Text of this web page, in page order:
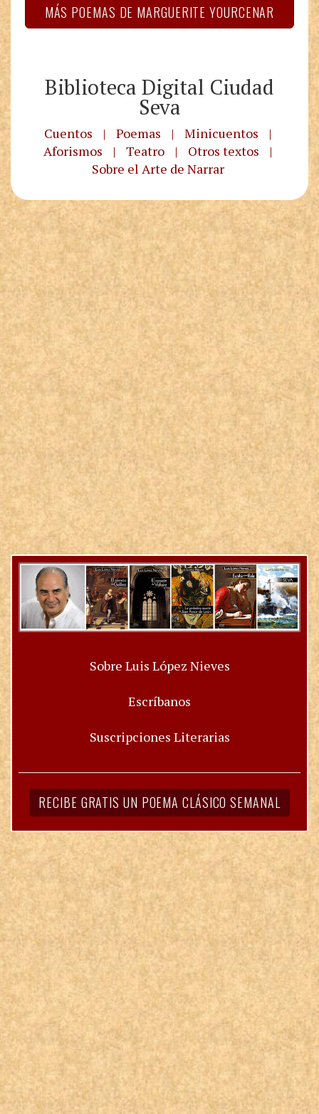
MÁS POEMAS DE MARGUERITE YOURCENAR
Biblioteca Digital Ciudad
Seva
Cuentos | Poemas | Minicuentos
|
Aforismos
| Teatro | Otros textos
|
Sobre el Arte de Narrar
Sobre Luis López Nieves
Escríbanos
Suscripciones Literarias
RECIBE GRATIS UN POEMA CLÁSICO SEMANAL